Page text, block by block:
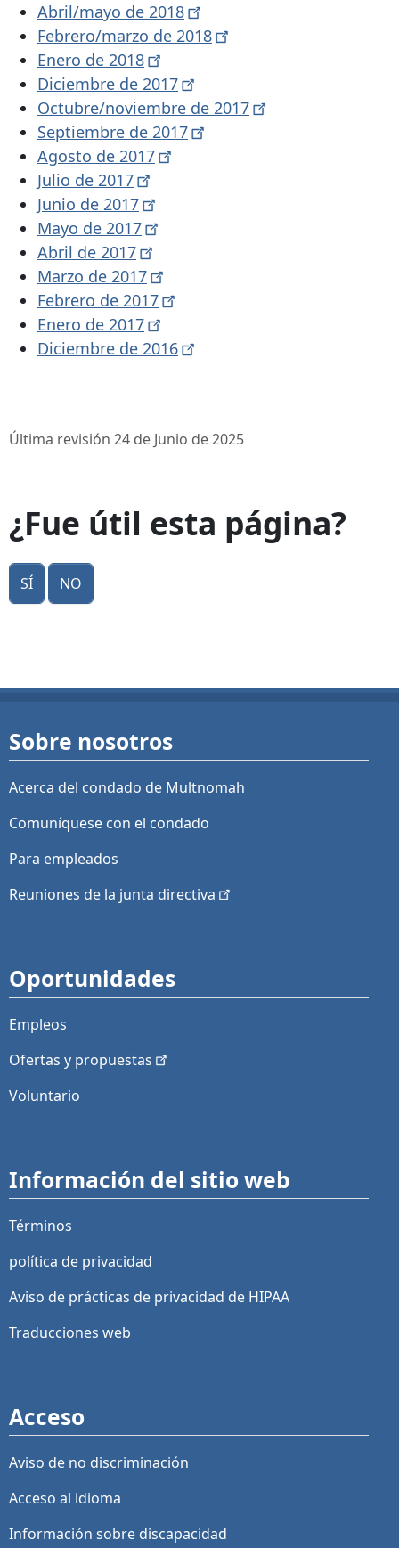
Abril/mayo de 2018
Febrero/marzo de 2018
Enero de 2018
Diciembre de 2017
Octubre/noviembre de 2017
Septiembre de 2017
Agosto de 2017
Julio de 2017
Junio ​​de 2017
Mayo de 2017
Abril de 2017
Marzo de 2017
Febrero de 2017
Enero de 2017
Diciembre de 2016
Última revisión 24 de Junio de 2025
¿Fue útil esta página?
Sí No
Sobre nosotros
Acerca del condado de Multnomah
Comuníquese con el condado
Para empleados
Reuniones de la junta directiva
Oportunidades
Empleos
Ofertas y propuestas
Voluntario
Información del sitio web
Términos
política de privacidad
Aviso de prácticas de privacidad de HIPAA
Traducciones web
Acceso
Aviso de no discriminación
Acceso al idioma
Información sobre discapacidad